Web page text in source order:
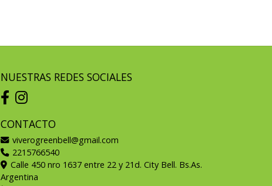
NUESTRAS REDES SOCIALES
CONTACTO
viverogreenbell@gmail.com
2215766540
Calle 450 nro 1637 entre 22 y 21d. City Bell. Bs.As.
Argentina